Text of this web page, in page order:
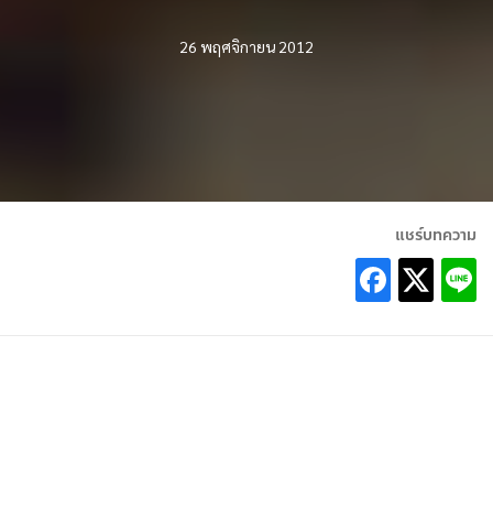
26 พฤศจิกายน 2012
แชร์บทความ